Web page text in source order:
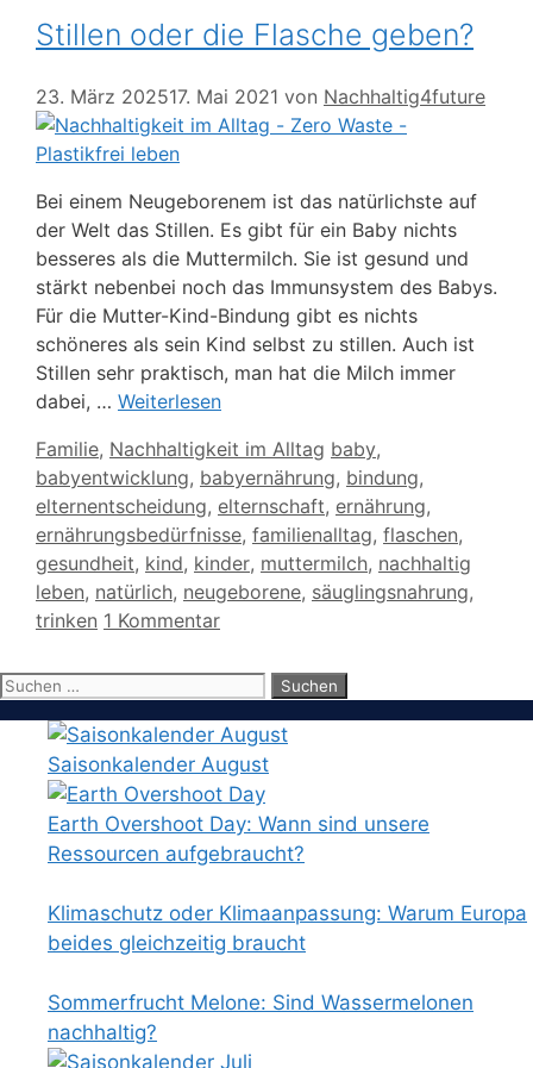
Stillen oder die Flasche geben?
23. März 202517. Mai 2021 von Nachhaltig4future
Bei einem Neugeborenem ist das natürlichste auf
der Welt das Stillen. Es gibt für ein Baby nichts
besseres als die Muttermilch. Sie ist gesund und
stärkt nebenbei noch das Immunsystem des Babys.
Für die Mutter-Kind-Bindung gibt es nichts
schöneres als sein Kind selbst zu stillen. Auch ist
Stillen sehr praktisch, man hat die Milch immer
dabei, … Weiterlesen
Kategorien
Familie, Nachhaltigkeit im Alltag Schlagwörter
baby,
babyentwicklung, babyernährung, bindung,
elternentscheidung, elternschaft, ernährung,
ernährungsbedürfnisse, familienalltag, flaschen,
gesundheit, kind, kinder, muttermilch, nachhaltig
leben, natürlich, neugeborene, säuglingsnahrung,
trinken 1 Kommentar
Suchen
Saisonkalender August
Earth Overshoot Day: Wann sind unsere
Ressourcen aufgebraucht?
Klimaschutz oder Klimaanpassung: Warum Europa
beides gleichzeitig braucht
Sommerfrucht Melone: Sind Wassermelonen
nachhaltig?